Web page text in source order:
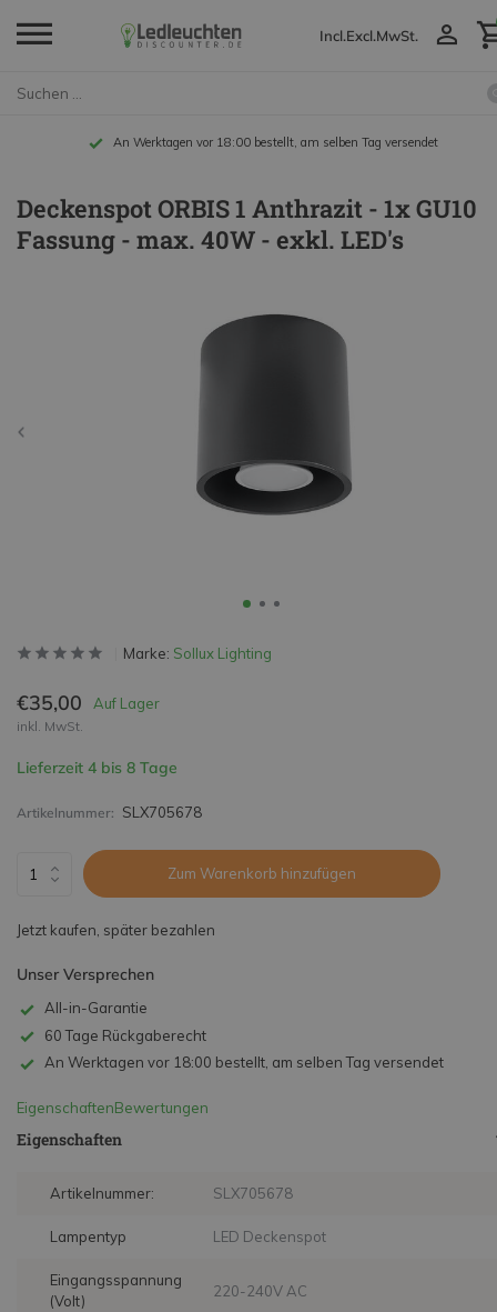
Incl.Excl.MwSt.
An Werktagen vor 18:00 bestellt, am selben Tag versendet
Deckenspot ORBIS 1 Anthrazit - 1x GU10
Fassung - max. 40W - exkl. LED's
Marke: Sollux Lighting
€35,00 Auf Lager
inkl. MwSt.
Lieferzeit 4 bis 8 Tage
Artikelnummer: SLX705678
Zum Warenkorb hinzufügen
Jetzt kaufen, später bezahlen
Unser Versprechen
All-in-Garantie
60 Tage Rückgaberecht
An Werktagen vor 18:00 bestellt, am selben Tag versendet
EigenschaftenBewertungen
Eigenschaften
Artikelnummer: SLX705678
Lampentyp LED Deckenspot
Eingangsspannung
(Volt)
220-240V AC